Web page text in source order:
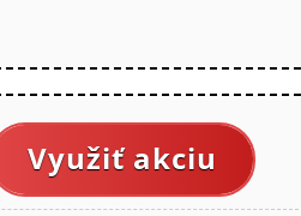
Využiť akciu